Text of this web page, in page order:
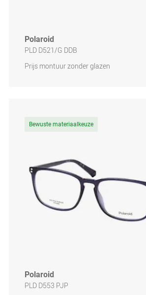
Polaroid
PLD D521/G DDB
Prijs montuur zonder glazen
Bewuste materiaalkeuze
Polaroid
PLD D553 PJP